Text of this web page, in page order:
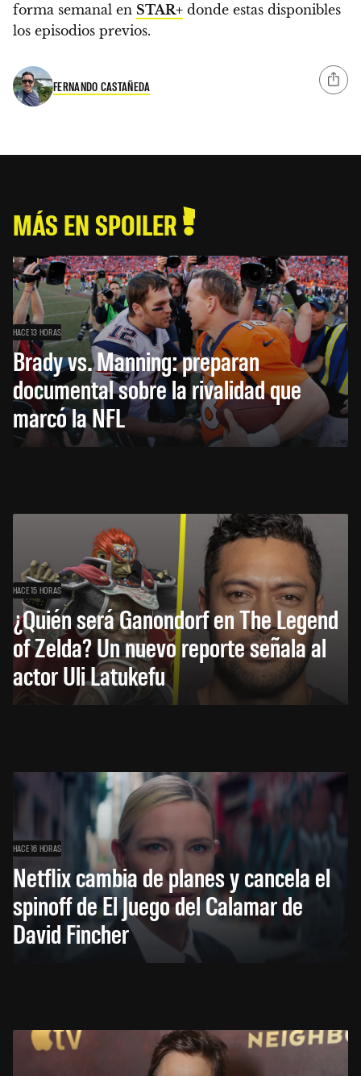
forma semanal en STAR+ donde estas disponibles
los episodios previos.
FERNANDO CASTAÑEDA
MÁS EN SPOILER
HACE 13 HORAS
Brady vs. Manning: preparan
documental sobre la rivalidad que
marcó la NFL
HACE 15 HORAS
¿Quién será Ganondorf en The Legend
of Zelda? Un nuevo reporte señala al
actor Uli Latukefu
HACE 16 HORAS
Netflix cambia de planes y cancela el
spinoff de El Juego del Calamar de
David Fincher